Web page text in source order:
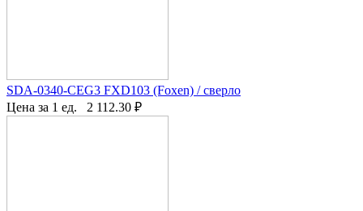
SDA-0340-CEG3 FXD103 (Foxen) / сверло
Цена за 1 ед.
2 112.30 ₽